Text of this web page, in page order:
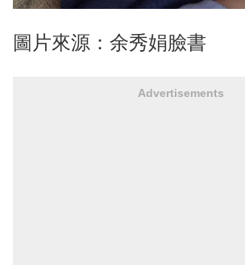
圖片來源：余秀娟臉書
Advertisements